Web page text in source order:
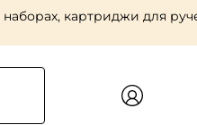
картриджи для